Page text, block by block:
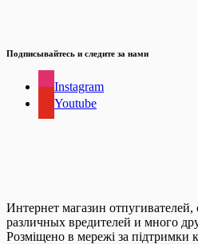
Подписывайтесь и следите за нами
Instagram
Youtube
Интернет магазин отпугивателей,
различных вредителей и много
Розміщено в мережі за підтримки